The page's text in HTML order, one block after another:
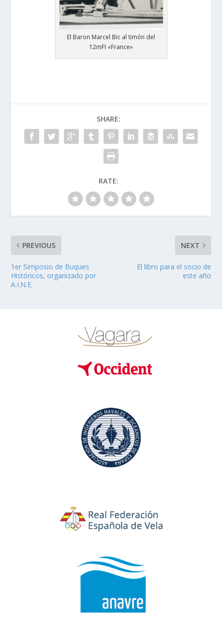
El Baron Marcel Bic al timón del
12mFI «France»
SHARE:
RATE:
PREVIOUS
1er Simposio de Buques
Históricos, organizado por
A.I.N.E.
NEXT
El libro para el socio de
este año